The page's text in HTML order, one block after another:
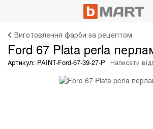
Виготовлення фарби за рецептом
Ford 67 Plata perla
Артикул: PAINT-Ford-67-39-27-P Написати